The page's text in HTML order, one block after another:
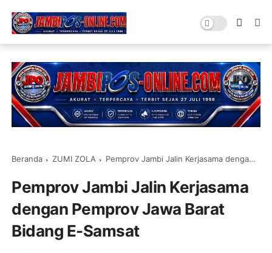
Beranda ZUMI ZOLA Pemprov Jambi Jalin Kerjasama dengan Pemprov Jawa Barat Bidang E-Samsat
Pemprov Jambi Jalin Kerjasama
dengan Pemprov Jawa Barat
Bidang E-Samsat